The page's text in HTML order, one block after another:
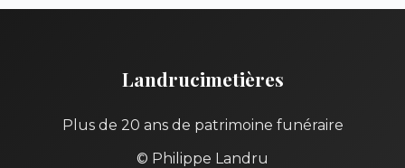
Landrucimetières
Plus de 20 ans de patrimoine funéraire
© Philippe Landru